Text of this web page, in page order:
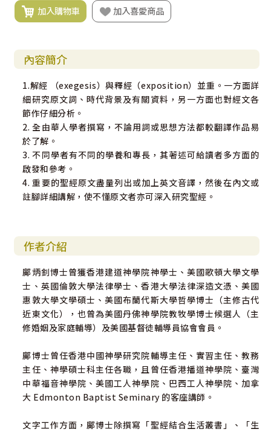
加入購物車 加入喜愛商品
內容簡介
1.解經 （exegesis）與釋經（exposition）並重。一方面詳
細研究原文詞、時代背景及有關資料，另一方面也對經文各
節作仔細分析。
2. 全由華人學者撰寫，不論用詞或思想方法都較翻譯作品易
於了解。
3. 不同學者有不同的學養和專長，其著述可給讀者多方面的
啟發和參考。
4. 重要的聖經原文盡量列出或加上英文音譯，然後在內文或
註腳詳細講解，使不懂原文者亦可深入研究聖經。
作者介紹
鄺炳釗博士曾獲香港建道神學院神學士、美國歌頓大學文學
士、英國倫敦大學法律學士、香港大學法律深造文憑、美國
惠敦大學文學碩士、美國布蘭代斯大學哲學博士（主修古代
近東文化），也曾為美國丹佛神學院教牧學博士候選人（主
修婚姻及家庭輔導）及美國基督徒輔導員協會會員。
鄺博士曾任香港中國神學研究院輔導主任、實習主任、教務
主任、神學碩士科主任各職，且曾任香港播道神學院、臺灣
中華福音神學院、美國工人神學院、巴西工人神學院、加拿
大 Edmonton Baptist Seminary 的客座講師。
文字工作方面，鄺博士除撰寫「聖經結合生活叢書」、「生